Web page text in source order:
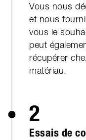
Vous nous
et nous
vous le
peut
récupérer
matériau.
2
Essais de